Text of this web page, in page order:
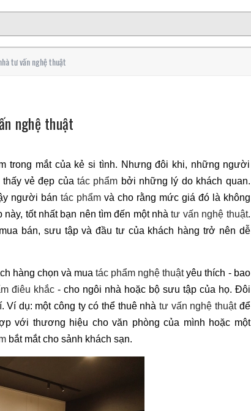
tư vấn nghệ thuật
nghệ thuật
trong mắt của kẻ si tình. Nhưng đôi khi, những người
vẻ đẹp của tác phẩm bởi những lý do khách quan.
người bántác phẩm và cho rằng mức giá đó là không
tốt nhất bạn nên tìm đến một nhàtư vấn nghệ thuật.
bán, sưu tập và đầu tư của khách hàng trở nên dễ
hàng chọn và muatác phẩm nghệ thuậtyêu thích - bao
điêu khắc - cho ngôi nhà hoặc bộ sưu tập của họ. Đôi
Ví dụ: một công ty có thể thuê nhà tư vấn nghệ thuậtđể
với thương hiệu cho văn phòng của mình hoặc một
bắt mắt cho sảnh khách sạn.